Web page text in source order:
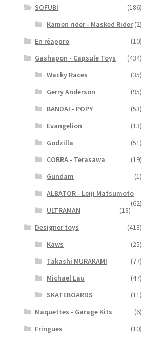
SOFUBI
(186)
Kamen rider - Masked Rider (2)
En réappro
(10)
Gashapon - Capsule Toys
(434)
Wacky Races
(35)
Gerry Anderson
(95)
BANDAI - POPY
(53)
Evangelion
(13)
Godzilla
(51)
COBRA - Terasawa
(19)
Gundam
(1)
ALBATOR - Leiji Matsumoto
(62)
ULTRAMAN
(13)
Designer toys
(413)
Kaws
(25)
Takashi MURAKAMI
(77)
Michael Lau
(47)
SKATEBOARDS
(11)
Maquettes - Garage Kits
(6)
Fringues
(10)